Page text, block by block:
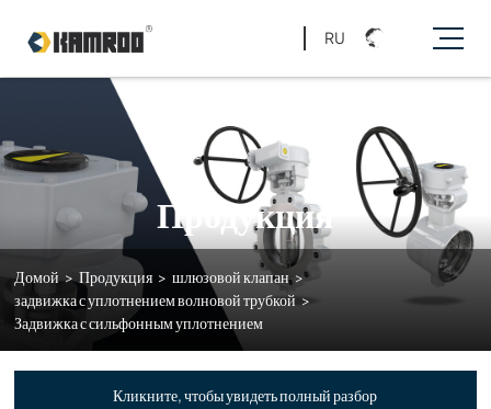
RU
Продукция
Домой > Продукция > шлюзовой клапан >
задвижка с уплотнением волновой трубкой >
Задвижка с сильфонным уплотнением
Кликните, чтобы увидеть полный разбор